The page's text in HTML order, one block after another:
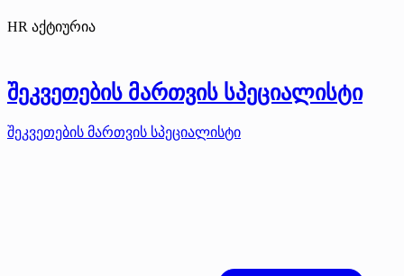
HR აქტიურია
შეკვეთების მართვის სპეციალისტი
შეკვეთების მართვის სპეციალისტი